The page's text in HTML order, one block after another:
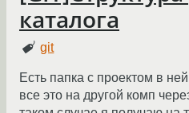
каталога
git
Есть папка с проектом в
все это на другой комп